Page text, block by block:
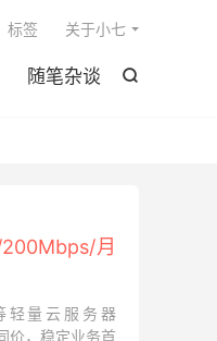

随笔杂谈
标签 关于小七
月
轻量云服务器
价，稳定业务首